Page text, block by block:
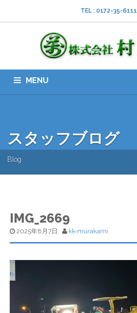
TEL : 0172-35-6111
MENU
スタッフブログ
Blog
IMG_2669
2025年8月7日 kk-murakami